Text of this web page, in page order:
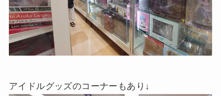
アイドルグッズのコーナーもあり↓